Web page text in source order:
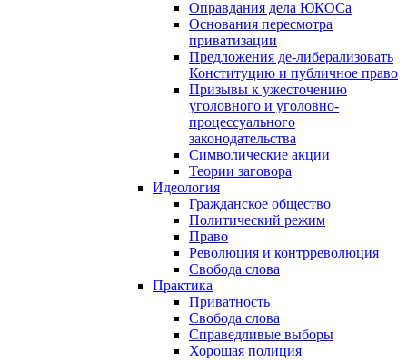
Оправдания дела ЮКОСа
Основания пересмотра
приватизации
Предложения де-либерализовать
Конституцию и публичное право
Призывы к ужесточению
уголовного и уголовно-
процессуального
законодательства
Символические акции
Теории заговора
Идеология
Гражданское общество
Политический режим
Право
Революция и контрреволюция
Свобода слова
Практика
Приватность
Свобода слова
Справедливые выборы
Хорошая полиция